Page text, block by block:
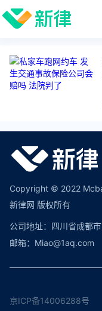
Copyright © 2022
新律网 版权所有
公司地址：四川省成都
邮箱：Miao@1aq.com
京ICP备14006288号